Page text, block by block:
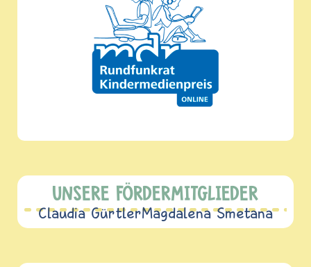
UNSERE FÖRDERMITGLIEDER
Claudia GürtlerMagdalena Smetana